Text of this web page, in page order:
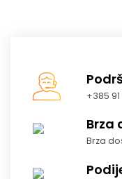
+385
Brza
Brza